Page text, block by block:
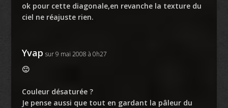
ok pour cette diagonale,en revanche la texture du
ciel ne réajuste rien.
Yvap sur 9 mai 2008 à 0h27
🙂
Couleur désaturée ?
Je pense aussi que tout en gardant la pâleur du